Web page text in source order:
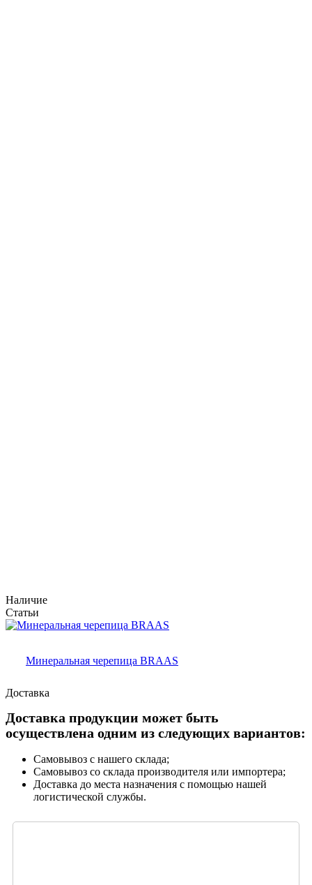
Наличие
Статьи
Минеральная черепица BRAAS
Доставка
Доставка продукции может быть
осуществлена одним из следующих вариантов:
Самовывоз с нашего склада;
Самовывоз со склада производителя или импортера;
Доставка до места назначения с помощью нашей
логистической службы.